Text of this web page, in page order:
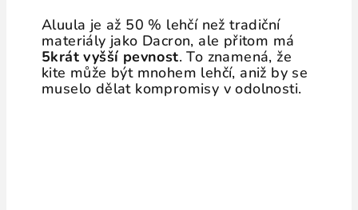
Aluula je až 50 % lehčí než tradiční
materiály jako Dacron, ale přitom má
5krát vyšší pevnost. To znamená, že
kite může být mnohem lehčí, aniž by se
muselo dělat kompromisy v odolnosti.